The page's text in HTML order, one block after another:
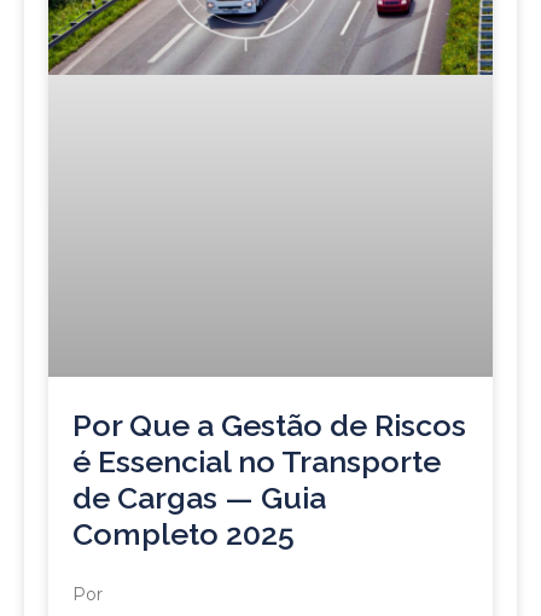
Por Que a Gestão de Riscos
é Essencial no Transporte
de Cargas — Guia
Completo 2025
Por